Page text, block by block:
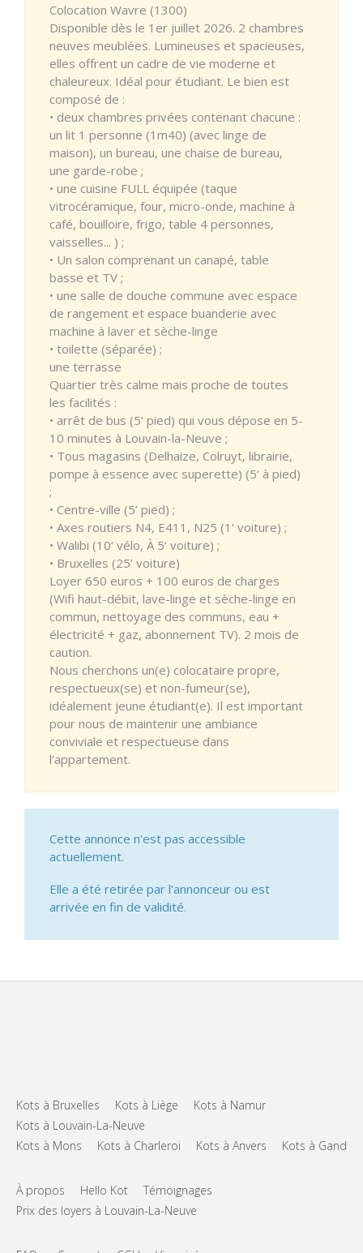
Colocation Wavre (1300)
Disponible dès le 1er juillet 2026. 2 chambres
neuves meublées. Lumineuses et spacieuses,
elles offrent un cadre de vie moderne et
chaleureux. Idéal pour étudiant. Le bien est
composé de :
• deux chambres privées contenant chacune :
un lit 1 personne (1m40) (avec linge de
maison), un bureau, une chaise de bureau,
une garde-robe ;
• une cuisine FULL équipée (taque
vitrocéramique, four, micro-onde, machine à
café, bouilloire, frigo, table 4 personnes,
vaisselles... ) ;
• Un salon comprenant un canapé, table
basse et TV ;
• une salle de douche commune avec espace
de rangement et espace buanderie avec
machine à laver et sèche-linge
• toilette (séparée) ;
une terrasse
Quartier très calme mais proche de toutes
les facilités :
• arrêt de bus (5’ pied) qui vous dépose en 5-
10 minutes à Louvain-la-Neuve ;
• Tous magasins (Delhaize, Colruyt, librairie,
pompe à essence avec superette) (5‘ à pied)
;
• Centre-ville (5’ pied) ;
• Axes routiers N4, E411, N25 (1‘ voiture) ;
• Walibi (10‘ vélo, À 5‘ voiture) ;
• Bruxelles (25’ voiture)
Loyer 650 euros + 100 euros de charges
(Wifi haut-débit, lave-linge et sèche-linge en
commun, nettoyage des communs, eau +
électricité + gaz, abonnement TV). 2 mois de
caution.
Nous cherchons un(e) colocataire propre,
respectueux(se) et non-fumeur(se),
idéalement jeune étudiant(e). Il est important
pour nous de maintenir une ambiance
conviviale et respectueuse dans
l’appartement.
Cette annonce n'est pas accessible
actuellement.
Elle a été retirée par l'annonceur ou est
arrivée en fin de validité.
Kots à Bruxelles Kots à Liège
Kots à Namur
Kots à Louvain-La-Neuve
Kots à Mons
Kots à Charleroi Kots à Anvers Kots à Gand
À propos Hello Kot
Témoignages
Prix des loyers à Louvain-La-Neuve